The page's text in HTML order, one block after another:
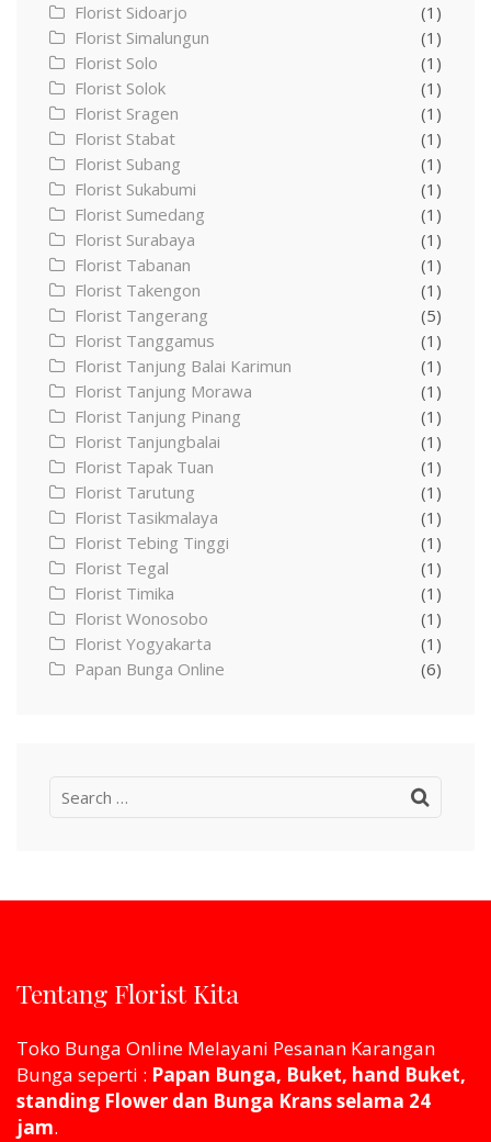
Florist Sidoarjo
(1)
Florist Simalungun
(1)
Florist Solo
(1)
Florist Solok
(1)
Florist Sragen
(1)
Florist Stabat
(1)
Florist Subang
(1)
Florist Sukabumi
(1)
Florist Sumedang
(1)
Florist Surabaya
(1)
Florist Tabanan
(1)
Florist Takengon
(1)
Florist Tangerang
(5)
Florist Tanggamus
(1)
Florist Tanjung Balai Karimun
(1)
Florist Tanjung Morawa
(1)
Florist Tanjung Pinang
(1)
Florist Tanjungbalai
(1)
Florist Tapak Tuan
(1)
Florist Tarutung
(1)
Florist Tasikmalaya
(1)
Florist Tebing Tinggi
(1)
Florist Tegal
(1)
Florist Timika
(1)
Florist Wonosobo
(1)
Florist Yogyakarta
(1)
Papan Bunga Online
(6)
Search
Tentang Florist Kita
Toko Bunga Online Melayani Pesanan Karangan
Bunga seperti : Papan Bunga, Buket, hand Buket,
standing Flower dan Bunga Krans selama 24
jam.